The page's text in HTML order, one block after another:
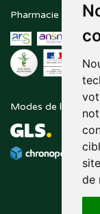
de
Pharmacie en ligne
Modes de livraison